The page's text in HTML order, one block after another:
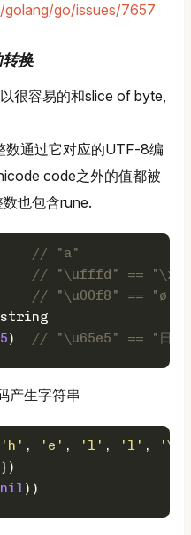
go/issues/7657
换
很容易的和slice of byte,
数通过它对应的UTF-8编
code之外的值都被
也包含rune.
// "a"
// "\ufffd" ==
// "\u00f8" == "ø"
string
) // "\u65e5" == "日"
产生字符串
'h' , 'e' , 'l' , 'l' ,
nil